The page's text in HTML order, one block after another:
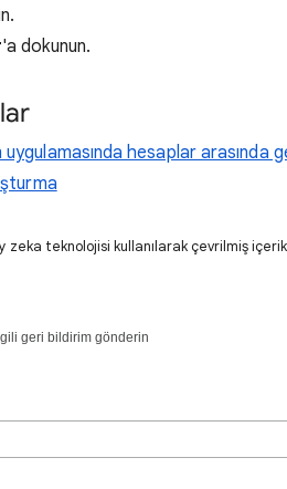
'a dokunun.
hesaplar arasında
zeka teknolojisi kullanılarak çevrilmiş
geri bildirim gönderin